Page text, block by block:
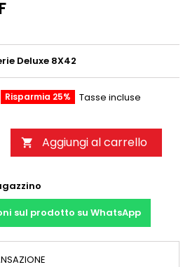
Deluxe 8X42
Risparmia 25%
Tasse incluse
 Aggiungi al carrello
sul prodotto su WhatsApp